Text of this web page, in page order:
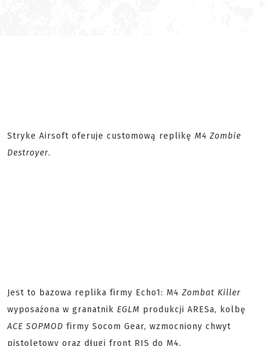
Stryke Airsoft oferuje customową replikę M4 Zombie
Destroyer.
Jest to bazowa replika firmy Echo1: M4 Zombat Killer
wyposażona w granatnik EGLM produkcji ARESa, kolbę
ACE SOPMOD firmy Socom Gear, wzmocniony chwyt
pistoletowy oraz długi front RIS do M4.